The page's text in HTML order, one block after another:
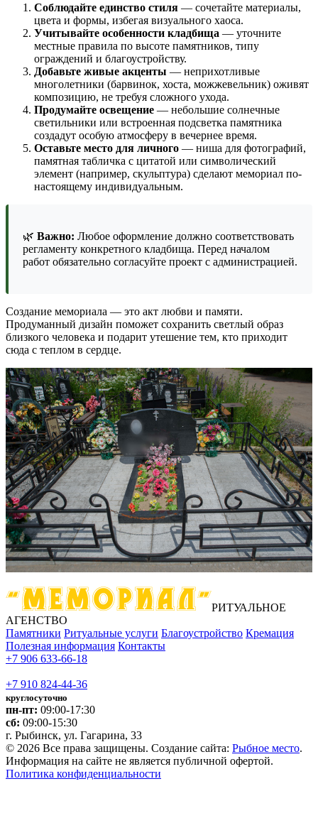
Соблюдайте единство стиля — сочетайте материалы,
цвета и формы, избегая визуального хаоса.
Учитывайте особенности кладбища — уточните
местные правила по высоте памятников, типу
ограждений и благоустройству.
Добавьте живые акценты — неприхотливые
многолетники (барвинок, хоста, можжевельник) оживят
композицию, не требуя сложного ухода.
Продумайте освещение — небольшие солнечные
светильники или встроенная подсветка памятника
создадут особую атмосферу в вечернее время.
Оставьте место для личного — ниша для фотографий,
памятная табличка с цитатой или символический
элемент (например, скульптура) сделают мемориал по-
настоящему индивидуальным.
🌿 Важно: Любое оформление должно соответствовать
регламенту конкретного кладбища. Перед началом
работ обязательно согласуйте проект с администрацией.
Создание мемориала — это акт любви и памяти.
Продуманный дизайн поможет сохранить светлый образ
близкого человека и подарит утешение тем, кто приходит
сюда с теплом в сердце.
РИТУАЛЬНОЕ
АГЕНСТВО
Памятники Ритуальные услуги Благоустройство Кремация
Полезная информация Контакты
+7 906 633-66-18
+7 910 824-44-36
круглосуточно
пн-пт: 09:00-17:30
сб: 09:00-15:30
г. Рыбинск, ул. Гагарина, 33
© 2026 Все права защищены. Создание сайта: Рыбное место.
Информация на сайте не является публичной офертой.
Политика конфиденциальности